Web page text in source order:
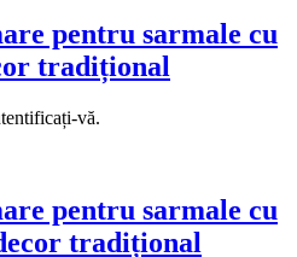
pentru sarmale cu
tradițional
vă.
pentru sarmale cu
tradițional